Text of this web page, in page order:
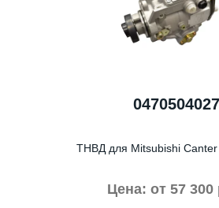
0470504027
ТНВД для Mitsubishi
Цена: от 57 300